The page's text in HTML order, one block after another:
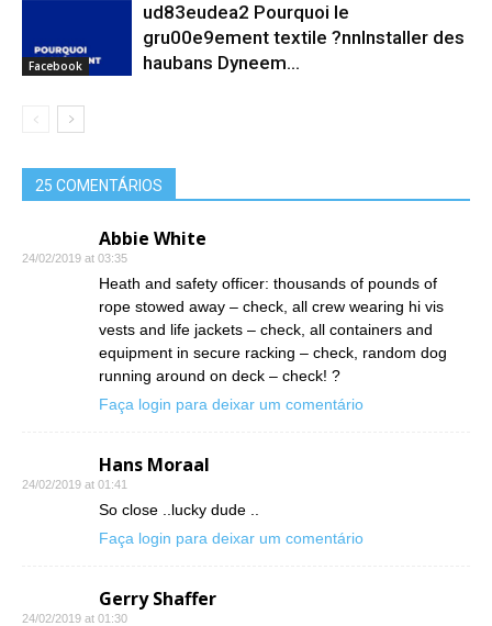
Facebook
ud83eudea2 Pourquoi le
gru00e9ement textile ?nnInstaller des
haubans Dyneem…
25 COMENTÁRIOS
Abbie White
24/02/2019 at 03:35
Heath and safety officer: thousands of pounds of
rope stowed away – check, all crew wearing hi vis
vests and life jackets – check, all containers and
equipment in secure racking – check, random dog
running around on deck – check! ?
Faça login para deixar um comentário
Hans Moraal
24/02/2019 at 01:41
So close ..lucky dude ..
Faça login para deixar um comentário
Gerry Shaffer
24/02/2019 at 01:30